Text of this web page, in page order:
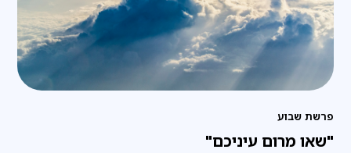
פרשת שבוע
"שאו מרום עיניכם"